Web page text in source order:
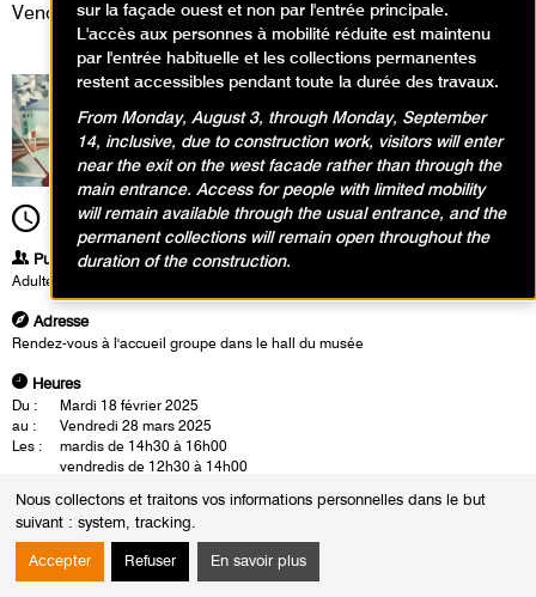
Nous collectons et traitons vos informations personnelles dans le but
suivant : system, tracking.
Accepter Refuser En savoir plus
Vendredi 28 mars 2025
12h30 Durée1h30
Publics
Adultes
Adresse
Rendez-vous à l'accueil groupe dans le hall du musée
Heures
Du :
Mardi 18 février 2025
au :
Vendredi 28 mars 2025
Les :
mardis de 14h30 à 16h00
vendredis de 12h30 à 14h00
Les visites-conférences se déroulent en présence d'un conférencier du
musée. Cette rencontre est également l'occasion d'un échange autour
sur la façade ouest et non par l'entrée principale.
L'accès aux personnes à mobilité réduite est maintenu
par l'entrée habituelle et les collections permanentes
restent accessibles pendant toute la durée des travaux.
From Monday, August 3, through Monday, September
14, inclusive, due to construction work, visitors will enter
near the exit on the west facade rather than through the
main entrance. Access for people with limited mobility
will remain available through the usual entrance, and the
permanent collections will remain open throughout the
duration of the construction.